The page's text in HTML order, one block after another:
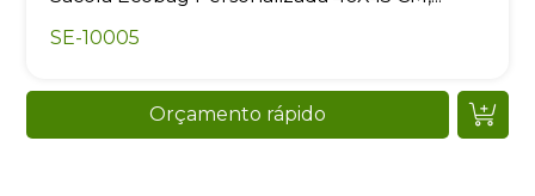
SE-10005
Orçamento rápido